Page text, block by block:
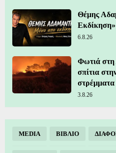
Θέμης
Εκδίκηση»
6.8.26
Φωτιά στη
σπίτια
στρέμματα
3.8.26
MEDIA ΒΙΒΛΙΟ